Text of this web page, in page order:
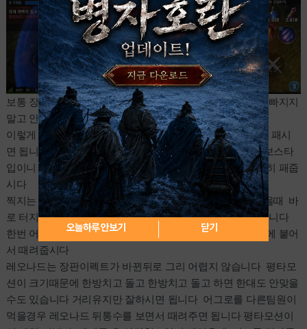
보통 장판이 깔린후 연타로 생기는 경우가 많습니다 밖으로 빠지지
말고 안으로 붙어줍시다
이렇게 빈혈에 빠지면 옆에 생긴 빨간점에 캐릭을 가저간뒤 패시
면 됩니다 방어력이 떨어지니 극딜구간입니다 마법생물에 보스타
입이니 간파버프 또는용맹버프스크롤 혹은 둘다 먹고 열심히 패줍
시다
찍지는 못했으나 핏덩이 소환도 있습니다 핏덩이를 소환했을때 바
로 터지는게 아니지만 몰리면 길막혀서 그냥 죽을수도 있습니다
한번 어그로를 누가 먹었는가 보시고 내가아니면 레오나드에 붙어
서 때려줍시다
레오나드는 장판이펙트가 바뀐뒤로 그리 어렵지 않습니다 평타모
션이 크기때문에 한방치고 돌고 한방치고 돌고 하면 한대도 안맞을
수도 있습니다 거리유지만 잘하시면 됩니다 어그로를 다른팀원이
먹을경우 레오나드 뒤통수를 보면서 때려주면 됩니다 평타모션이
오늘하루 안보기 닫기